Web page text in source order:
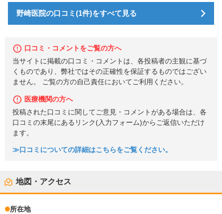
野崎医院の口コミ(1件)をすべて見る
口コミ・コメントをご覧の方へ
当サイトに掲載の口コミ・コメントは、各投稿者の主観に基づ
くものであり、弊社ではその正確性を保証するものではござい
ません。 ご覧の方の自己責任においてご利用ください。
医療機関の方へ
投稿された口コミに関してご意見・コメントがある場合は、各
口コミの末尾にあるリンク(入力フォーム)からご返信いただけ
ます。
≫口コミについての詳細はこちらをご覧ください。
地図・アクセス
所在地